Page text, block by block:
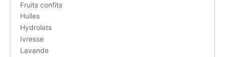
Fruits confits
Huiles
Hydrolats
Ivresse
Lavande